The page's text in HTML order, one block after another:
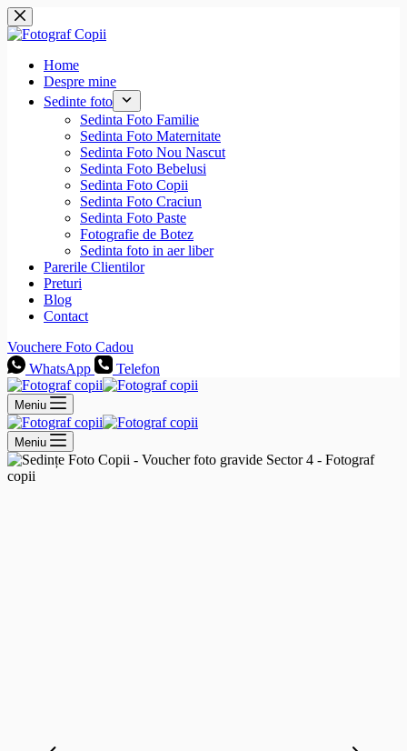
Sari
la
conținut
Home
Despre mine
Sedinte foto
Sedinta Foto Familie
Sedinta Foto Maternitate
Sedinta Foto Nou Nascut
Sedinta Foto Bebelusi
Sedinta Foto Copii
Sedinta Foto Craciun
Sedinta Foto Paste
Fotografie de Botez
Sedinta foto in aer liber
Parerile Clientilor
Preturi
Blog
Contact
Vouchere Foto Cadou
WhatsApp
Telefon
Meniu
Meniu